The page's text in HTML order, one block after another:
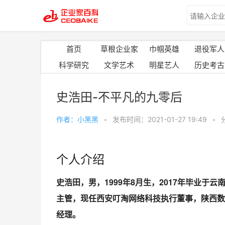
首页 草根企业家 巾帼英雄
退役军人
科学研究
文学艺术 明星艺人 历史考古
史浩田-不平凡的九零后
作者：小黑黑 • 发布时间：2021-01-27 19:49 •
个人介绍
史浩田，男，1999年8月生，2017年毕业于云
主管，现任西安叮淘网络科技执行董事，陕西
经理。